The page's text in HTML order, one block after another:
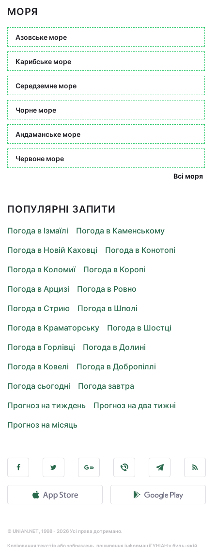
МОРЯ
Азовське море
Карибське море
Середземне море
Чорне море
Андаманське море
Червоне море
Всі моря
ПОПУЛЯРНІ ЗАПИТИ
Погода в Ізмаїлі
Погода в Каменському
Погода в Новій Каховці
Погода в Конотопі
Погода в Коломиї
Погода в Коропі
Погода в Арцизі
Погода в Ровно
Погода в Стрию
Погода в Шполі
Погода в Краматорську
Погода в Шостці
Погода в Горлівці
Погода в Долині
Погода в Ковелі
Погода в Добропіллі
Погода сьогодні
Погода завтра
Прогноз на тиждень
Прогноз на два тижні
Прогноз на місяць
© UNIAN.NET, 1998 - 2026 Усі права дотримано.
Копіювання текстів або зображень, поширення інформації УНІАН у будь-якій